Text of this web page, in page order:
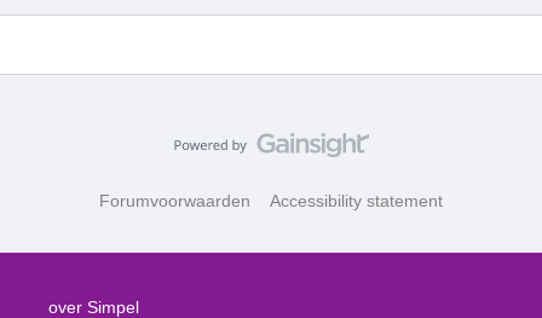
Forumvoorwaarden Accessibility statement
over Simpel